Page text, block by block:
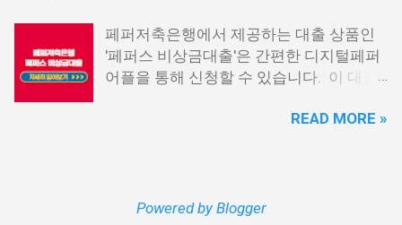
해야 할 수도 있습니다. 그러나 통신사 대
출을 고민해보셨다면, 무직자에게는 매우
기쁜 소식일 것입니다. 통신사 대출은 휴대
통신 사용량을 토대로 신용 등급을 부여하
다. 통신사 대출 및 통신 등급 대출이 가능
7. 국민행복기금 소액대출 8. 웰컴저축은
행 웰컴희망대출 9. 미래크레디트대부 10.
신용불량자 자동차담보대출 11. 결론 1. 소
생계비대출은 2023년 3월부터 시작된 정
니다. 단, 한정된 예산으로 가장 취약한 계
페퍼저축은행에서 제공하는 대출 상품인
'페퍼스 비상금대출'은 간편한 디지털페퍼
어플을 통해 신청할 수 있습니다. 이 대출
출 한도를 제공하며, 프리랜서 분들과 같이
출 상품은 최대 500만원까지 대출 가능하
READ MORE »
Powered by Blogger